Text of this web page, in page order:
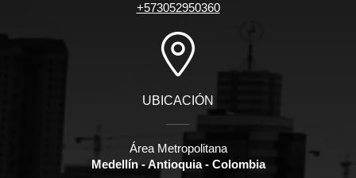
+573052950360
UBICACIÓN
Área Metropolitana
Medellín - Antioquia - Colombia